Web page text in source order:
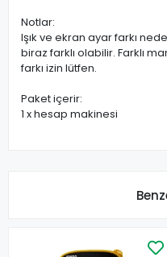
Notlar:
Işık ve ekran ayar farkı
biraz farklı olabilir. Farklı
farkı izin lütfen.
Paket içerir:
1 x hesap makinesi